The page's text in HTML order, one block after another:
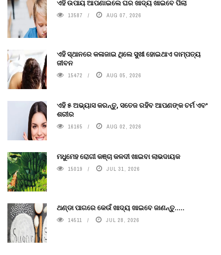
ଏହି ଉପାୟ ଆପଣାଇଲେ ଘର ଖାଦ୍ୟ ଖାଇବେ ପିଲା
13587 AUG 07, 2026
ଏହି ସ୍ଥାନରେ କଳାଜାଇ ଥିଲେ ସୁଖୀ ହୋଇଥାଏ ଦାମ୍ପତ୍ୟ
ଜୀବନ
15472 AUG 05, 2026
ଏହି ୫ ଅଭ୍ୟାସ କରନ୍ତୁ, ସତେଜ ରହିବ ଆପଣଙ୍କ ଚର୍ମ ଏବଂ
ଶରୀର
16165 AUG 02, 2026
ମଧୁମେହ ରୋଗୀ କଞ୍ଚା କଳଦୀ ଖାଇବା ଲାଭଦାୟକ
15019 JUL 31, 2026
ଥଣ୍ଡା ପାଗରେ କେଉଁ ଖାଦ୍ୟ ଖାଇବେ ଜାଣନ୍ତୁ.....
14511 JUL 28, 2026